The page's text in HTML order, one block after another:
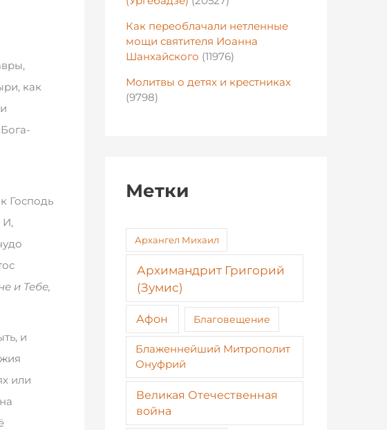
как
Господь
И,
и Тебе,
и
или
Как переоблачали нетленные
мощи святителя Иоанна
Шанхайского (11976)
Молитвы о детях и крестниках
(9798)
Метки
Архангел Михаил
Архимандрит Григорий
(Зумис)
Афон Благовещение
Блаженнейший Митрополит
Онуфрий
Великая Отечественная
война